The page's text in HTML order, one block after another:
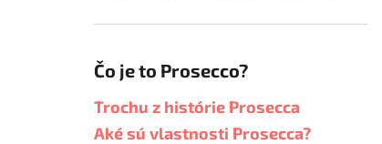
Čo je to Prosecco?
Trochu z histórie Prosecca
Aké sú vlastnosti Prosecca?